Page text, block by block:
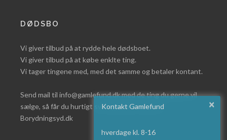
DØDSBO
Vi giver tilbud på at rydde hele dødsboet.
Vi giver tilbud på at købe enklte ting.
Vi tager tingene med, med det samme og betaler kontant.
Send mail til info@gamlefund.dk med de ting du gerne vil
sælge, så får du hurtigt svar eller læs mere på
Borydningsyd.dk
×
Kontakt Gamlefund
hverdage kl. 8-16